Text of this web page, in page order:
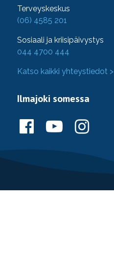
Terveyskeskus
(06) 4585 201
Sosiaali ja kriisipäivystys
044 4700 444
Katso kaikki yhteystiedot >
Ilmajoki somessa